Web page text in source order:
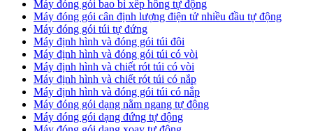
Máy đóng gói bao bì xếp hông tự động
Máy đóng gói cân định lượng điện tử nhiều đầu tự động
Máy đóng gói túi tự đứng
Máy định hình và đóng gói túi đôi
Máy định hình và đóng gói túi có vòi
Máy định hình và chiết rót túi có vòi
Máy định hình và chiết rót túi có nắp
Máy định hình và đóng gói túi có nắp
Máy đóng gói dạng nằm ngang tự động
Máy đóng gói dạng đứng tự động